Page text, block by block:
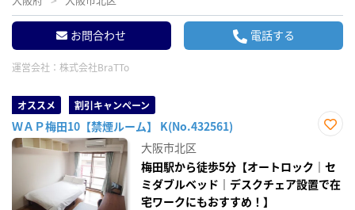
お問合わせ 電話する
運営会社： 株式会社BraTTo
オススメ 割引キャンペーン
ＷＡＰ梅田10【禁煙ルーム】 K(No.432561)
り登
録
大阪市北区
梅田駅から徒歩5分【オートロック｜セ
ミダブルベッド｜デスクチェア設置で在
宅ワークにもおすすめ！】